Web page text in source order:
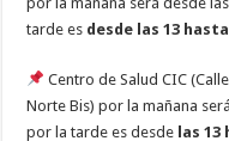
tarde es desde las 13
Centro de Salud CIC
Norte Bis) por la mañana
por la tarde es desde las 13